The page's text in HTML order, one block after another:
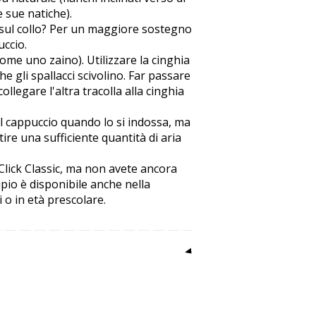
natiche).
collo? Per un maggiore sostegno
uno zaino). Utilizzare la cinghia
gli spallacci scivolino. Far passare
l'altra tracolla alla cinghia
quando lo si indossa, ma
una sufficiente quantità di aria
Classic, ma non avete ancora
è disponibile anche nella
in età prescolare.